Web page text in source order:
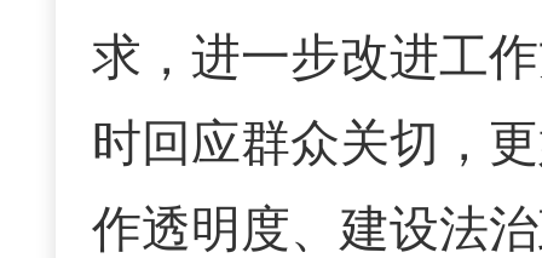
求，进一步改进工
时回应群众关切，
作透明度、建设法